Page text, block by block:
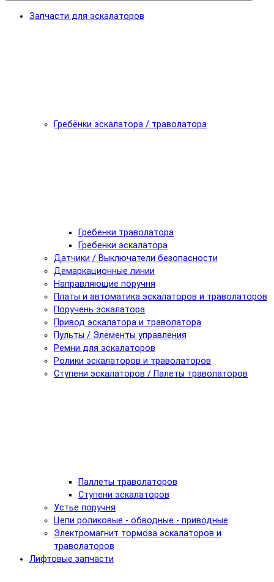
Запчасти для эскалаторов
Гребёнки эскалатора / траволатора
Гребенки траволатора
Гребенки эскалатора
Датчики / Выключатели безопасности
Демаркационные линии
Направляющие поручня
Платы и автоматика эскалаторов и траволаторов
Поручень эскалатора
Привод эскалатора и траволатора
Пульты / Элементы управления
Ремни для эскалаторов
Ролики эскалаторов и траволаторов
Ступени эскалаторов / Палеты траволаторов
Паллеты траволаторов
Ступени эскалаторов
Устье поручня
Цепи роликовые - обводные - приводные
Электромагнит тормоза эскалаторов и
траволаторов
Лифтовые запчасти